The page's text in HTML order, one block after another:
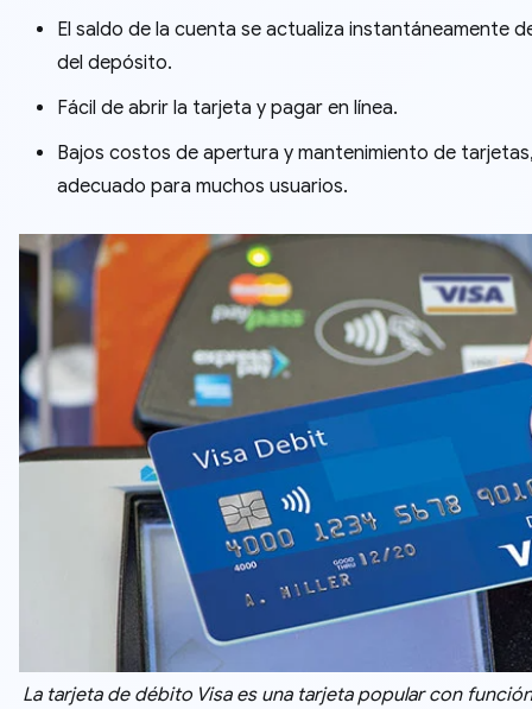
El saldo de la cuenta se actualiza instantáneamente
del depósito.
Fácil de abrir la tarjeta y pagar en línea.
Bajos costos de apertura y mantenimiento de
adecuado para muchos usuarios.
La tarjeta de débito Visa es una tarjeta popular con